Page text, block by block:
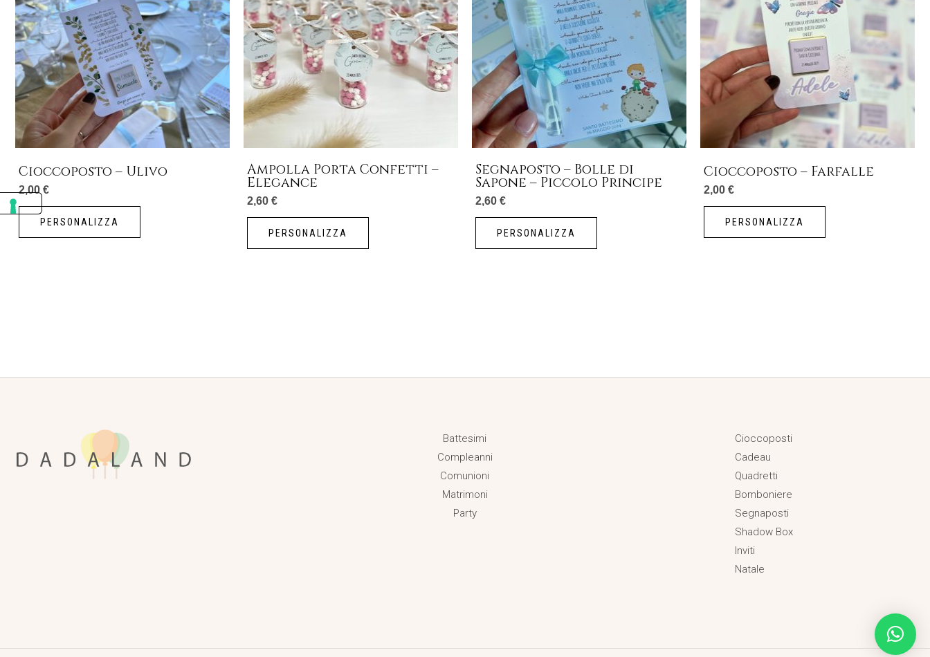
Cioccoposto – Ulivo
2,00 €
PERSONALIZZA
Ampolla Porta Confetti –
Elegance
2,60 €
PERSONALIZZA
Segnaposto – Bolle di
Sapone – Piccolo Principe
2,60 €
PERSONALIZZA
Cioccoposto – Farfalle
2,00 €
PERSONALIZZA
Battesimi
Compleanni
Comunioni
Matrimoni
Party
Cioccoposti
Cadeau
Quadretti
Bomboniere
Segnaposti
Shadow Box
Inviti
Natale